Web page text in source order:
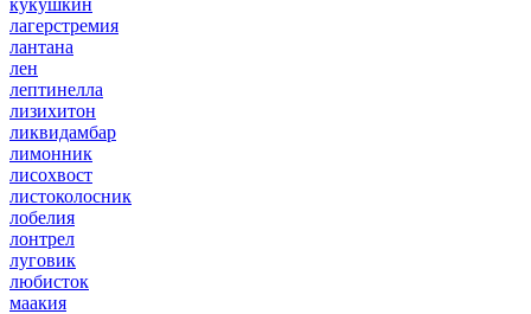
кукушкин
лагерстремия
лантана
лен
лептинелла
лизихитон
ликвидамбар
лимонник
лисохвост
листоколосник
лобелия
лонтрел
луговик
любисток
маакия